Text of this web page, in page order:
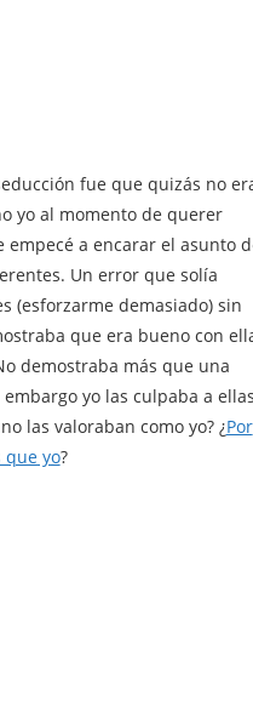
fue que quizás no
yo al momento de querer
empecé a encarar el asunto
Un error que solía
(esforzarme demasiado) sin
que era bueno con
demostraba más que una
yo las culpaba a
las valoraban como yo? ¿Por
que yo?